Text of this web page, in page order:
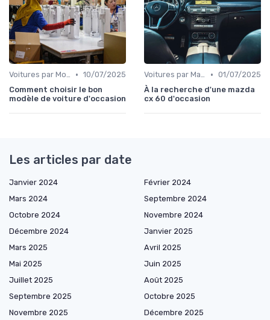
Voitures par Modèle • 10/07/2025
Comment choisir le bon
modèle de voiture d'occasion
Voitures par Marque • 01/07/2025
À la recherche d'une mazda
cx 60 d'occasion
Les articles par date
Janvier 2024
Février 2024
Mars 2024
Septembre 2024
Octobre 2024
Novembre 2024
Décembre 2024
Janvier 2025
Mars 2025
Avril 2025
Mai 2025
Juin 2025
Juillet 2025
Août 2025
Septembre 2025
Octobre 2025
Novembre 2025
Décembre 2025